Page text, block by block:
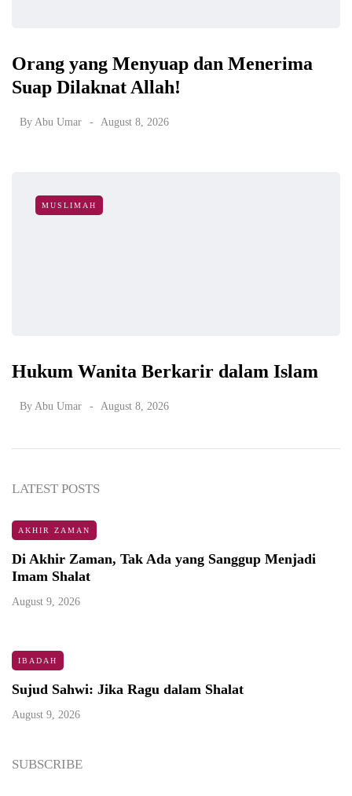
Orang yang Menyuap dan Menerima
Suap Dilaknat Allah!
By Abu Umar August 8, 2026
MUSLIMAH
Hukum Wanita Berkarir dalam Islam
By Abu Umar August 8, 2026
LATEST POSTS
AKHIR ZAMAN
Di Akhir Zaman, Tak Ada yang Sanggup Menjadi
Imam Shalat
August 9, 2026
IBADAH
Sujud Sahwi: Jika Ragu dalam Shalat
August 9, 2026
SUBSCRIBE